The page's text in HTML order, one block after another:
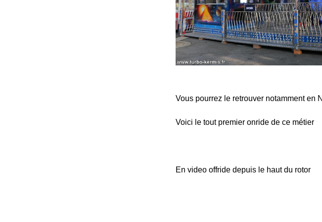
Vous pourrez le retrouver notamment en
Voici le tout premier onride de ce métier
En video offride depuis le haut du rotor